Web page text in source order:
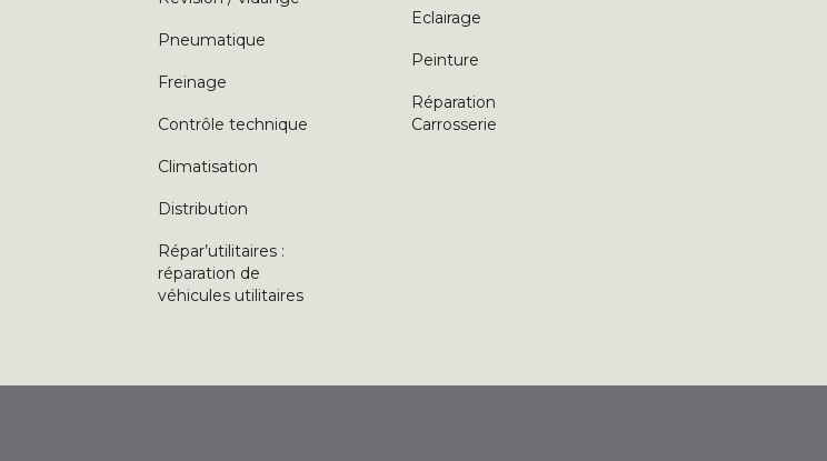
Pneumatique
Freinage
Contrôle technique
Climatisation
Distribution
Répar’utilitaires :
réparation de
véhicules utilitaires
Eclairage
Peinture
Réparation
Carrosserie